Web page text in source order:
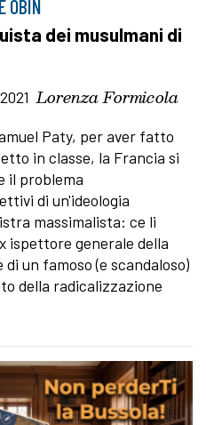
OBIN
dei musulmani di
Lorenza Formicola
Paty, per aver fatto
in classe, la Francia si
il problema
di un'ideologia
massimalista: ce li
ispettore generale della
un famoso (e scandaloso)
della radicalizzazione